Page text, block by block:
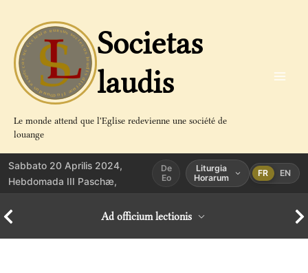
contenu
Societas
laudis
Le monde attend que l'Eglise redevienne une société de
louange
Sabbato 20 Aprilis 2024,
Hebdomada III Paschæ,
De
Eo
Liturgia
Horarum
FR EN
Ad officium lectionis